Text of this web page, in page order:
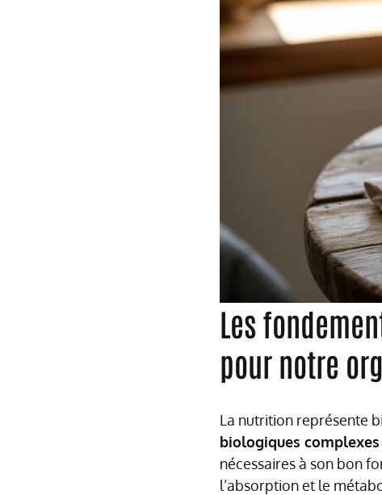
Les
pour notre
La nutrition représente
biologiques complexes
nécessaires à son bon
l’absorption et le